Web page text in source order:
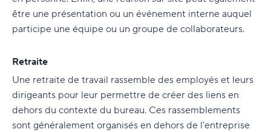
être une présentation ou un événement interne auquel
participe une équipe ou un groupe de collaborateurs.
Retraite
Une retraite de travail rassemble des employés et leurs
dirigeants pour leur permettre de créer des liens en
dehors du contexte du bureau. Ces rassemblements
sont généralement organisés en dehors de l'entreprise